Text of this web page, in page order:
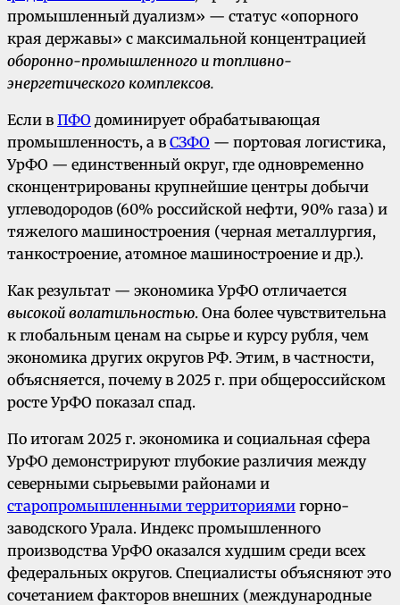
промышленный дуализм» — статус «опорного
края державы» с максимальной концентрацией
оборонно-промышленного и топливно-
энергетического комплексов.
Если в ПФО доминирует обрабатывающая
промышленность, а в СЗФО — портовая логистика,
УрФО — единственный округ, где одновременно
сконцентрированы крупнейшие центры добычи
углеводородов (60% российской нефти, 90% газа) и
тяжелого машиностроения (черная металлургия,
танкостроение, атомное машиностроение и др.).
Как результат — экономика УрФО отличается
высокой волатильностью. Она более чувствительна
к глобальным ценам на сырье и курсу рубля, чем
экономика других округов РФ. Этим, в частности,
объясняется, почему в 2025 г. при общероссийском
росте УрФО показал спад.
По итогам 2025 г. экономика и социальная сфера
УрФО демонстрируют глубокие различия между
северными сырьевыми районами и
старопромышленными территориями горно-
заводского Урала. Индекс промышленного
производства УрФО оказался худшим среди всех
федеральных округов. Специалисты объясняют это
сочетанием факторов внешних (международные